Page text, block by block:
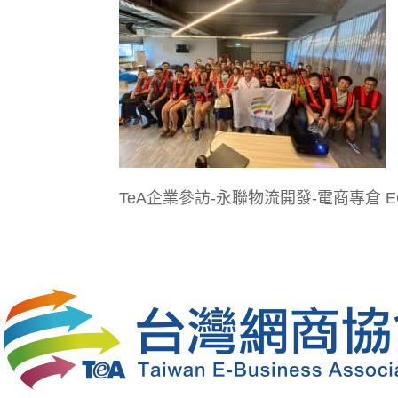
TeA企業參訪-永聯物流開發-電商專倉